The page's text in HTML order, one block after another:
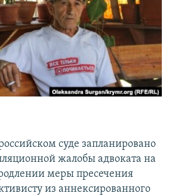
КРЫМА
суде запланировано
жалобы адвоката на
меры пресечения
из аннексированного